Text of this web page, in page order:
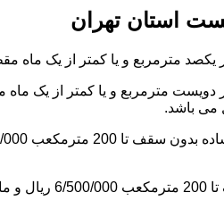
استان تهران